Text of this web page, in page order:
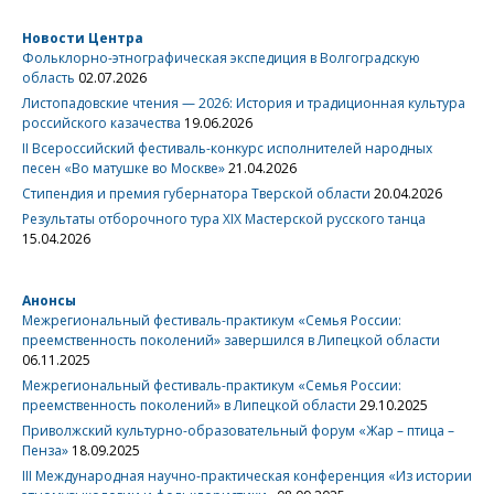
Новости Центра
Фольклорно-этнографическая экспедиция в Волгоградскую
область 02.07.2026
Листопадовские чтения — 2026: История и традиционная культура
российского казачества 19.06.2026
II Всероссийский фестиваль-конкурс исполнителей народных
песен «Во матушке во Москве»21.04.2026
Стипендия и премия губернатора Тверской области 20.04.2026
Результаты отборочного тура XIX Мастерской русского танца
15.04.2026
Анонсы
Межрегиональный фестиваль-практикум «Семья России:
преемственность поколений» завершился в Липецкой области
06.11.2025
Межрегиональный фестиваль-практикум «Семья России:
преемственность поколений» в Липецкой области 29.10.2025
Приволжский культурно-образовательный форум «Жар – птица –
Пенза» 18.09.2025
III Международная научно-практическая конференция «Из истории